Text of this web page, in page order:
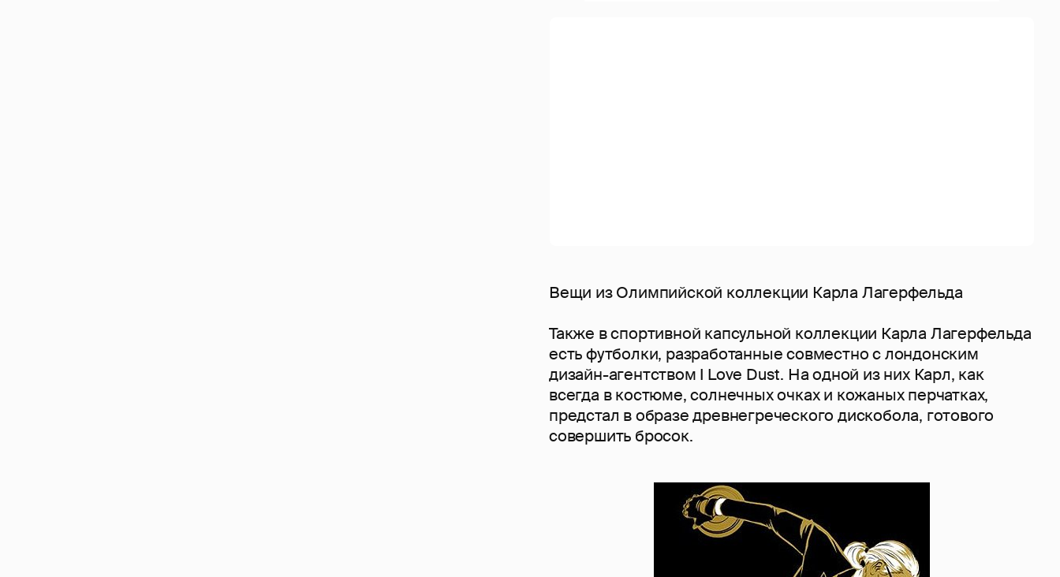
Вещи из Олимпийской коллекции Карла Лагерфельда
Также в спортивной капсульной коллекции Карла Лагерфельда
есть футболки, разработанные совместно с лондонским
дизайн-агентством I Love Dust. На одной из них Карл, как
всегда в костюме, солнечных очках и кожаных перчатках,
предстал в образе древнегреческого дискобола, готового
совершить бросок.